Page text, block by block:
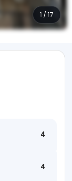
1 /17
4
4